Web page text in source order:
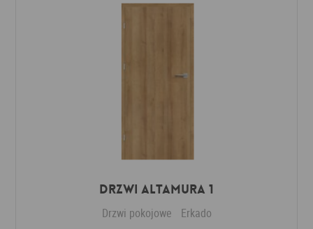
Drzwi Altamura 1
Drzwi pokojowe Erkado